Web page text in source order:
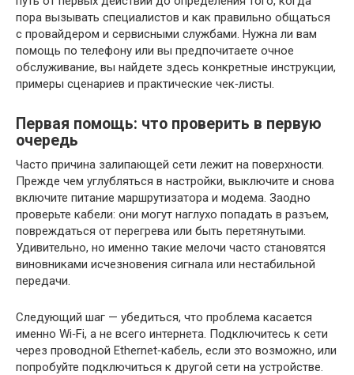
пора вызывать специалистов и как правильно общаться
с провайдером и сервисными службами. Нужна ли вам
помощь по телефону или вы предпочитаете очное
обслуживание, вы найдете здесь конкретные инструкции,
примеры сценариев и практические чек‑листы.
Первая помощь: что проверить в первую
очередь
Часто причина залипающей сети лежит на поверхности.
Прежде чем углубляться в настройки, выключите и снова
включите питание маршрутизатора и модема. Заодно
проверьте кабели: они могут наглухо попадать в разъем,
повреждаться от перегрева или быть перетянутыми.
Удивительно, но именно такие мелочи часто становятся
виновниками исчезновения сигнала или нестабильной
передачи.
Следующий шаг — убедиться, что проблема касается
именно Wi‑Fi, а не всего интернета. Подключитесь к сети
через проводной Ethernet‑кабель, если это возможно, или
попробуйте подключиться к другой сети на устройстве.